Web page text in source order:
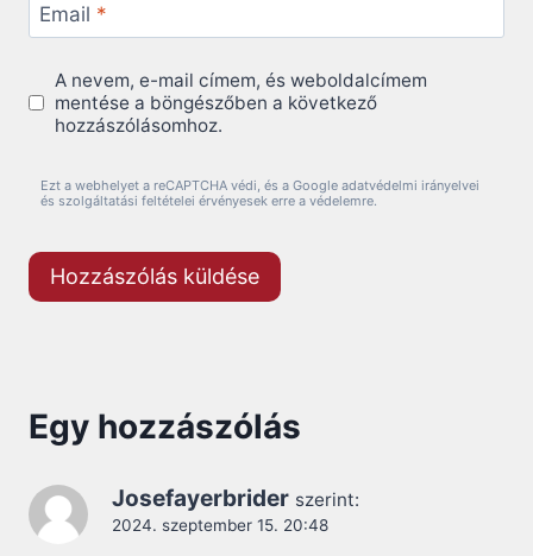
Email *
A nevem, e-mail címem, és weboldalcímem
mentése a böngészőben a következő
hozzászólásomhoz.
Ezt a webhelyet a reCAPTCHA védi, és a Google adatvédelmi irányelvei
és szolgáltatási feltételei érvényesek erre a védelemre.
Egy hozzászólás
Josefayerbrider szerint:
2024. szeptember 15. 20:48